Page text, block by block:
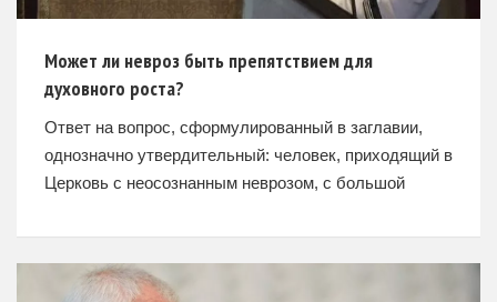
Может ли невроз быть препятствием для
духовного роста?
Ответ на вопрос, сформулированный в заглавии,
однозначно утвердительный: человек, приходящий в
Церковь с неосознанным неврозом, с большой
духовный рост, а «цементирование» своего
деструктивного психологического